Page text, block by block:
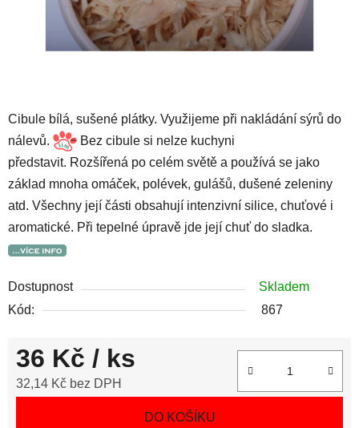
Cibule bílá, sušené plátky. Využijeme při nakládání sýrů do
nálevů.
Bez cibule si nelze kuchyni
představit. Rozšířená po celém světě a používá se jako
základ mnoha omáček, polévek, gulášů, dušené zeleniny
atd. Všechny její části obsahují intenzivní silice, chuťové i
aromatické. Při tepelné úpravě jde její chuť do sladka.
Dostupnost
Skladem
Kód:
867
36 Kč / ks
32,14 Kč bez DPH
DO KOŠÍKU